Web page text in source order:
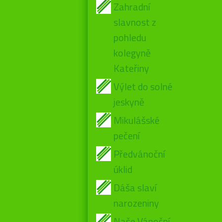
Zahradní
slavnost z
pohledu
kolegyně
Kateřiny
Výlet do solné
jeskyně
Mikulášské
pečení
Předvánoční
úklid
Dáša slaví
narozeniny